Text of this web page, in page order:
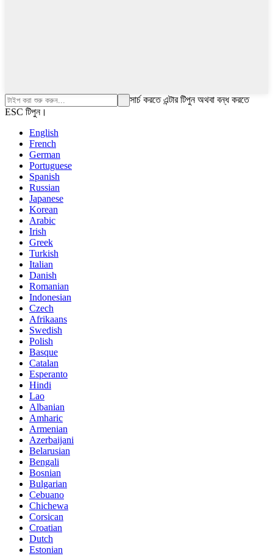
সার্চ করতে এন্টার টিপুন অথবা বন্ধ করতে
ESC টিপুন।
English
French
German
Portuguese
Spanish
Russian
Japanese
Korean
Arabic
Irish
Greek
Turkish
Italian
Danish
Romanian
Indonesian
Czech
Afrikaans
Swedish
Polish
Basque
Catalan
Esperanto
Hindi
Lao
Albanian
Amharic
Armenian
Azerbaijani
Belarusian
Bengali
Bosnian
Bulgarian
Cebuano
Chichewa
Corsican
Croatian
Dutch
Estonian